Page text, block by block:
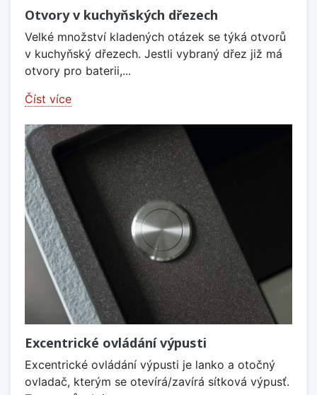
Otvory v kuchyňských dřezech
Velké množství kladených otázek se týká otvorů
v kuchyňský dřezech. Jestli vybraný dřez již má
otvory pro baterii,...
Číst více
Excentrické ovládání výpusti
Excentrické ovládání výpusti je lanko a otočný
ovladač, kterým se otevírá/zavírá sítková výpusť.